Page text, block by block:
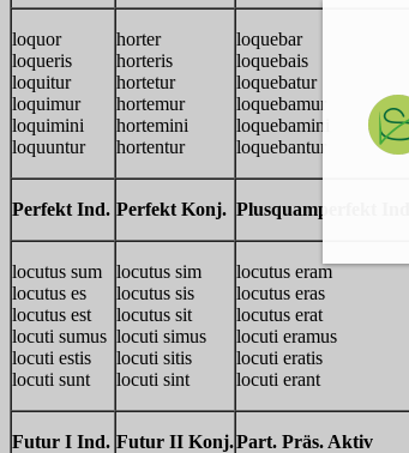
loquor
loqueris
loquitur
loquimur
loquimini
loquuntur
horter
horteris
hortetur
hortemur
hortemini
hortentur
loquebar
loquebais
loquebatur
loquebamur
loquebamini
loquebantur
Perfekt Ind. Perfekt Konj. Plusquamperfekt Ind.
locutus sum
locutus es
locutus est
locuti sumus
locuti estis
locuti sunt
locutus sim
locutus sis
locutus sit
locuti simus
locuti sitis
locuti sint
locutus eram
locutus eras
locutus erat
locuti eramus
locuti eratis
locuti erant
Futur I Ind. Futur II Konj.Part. Präs. Aktiv